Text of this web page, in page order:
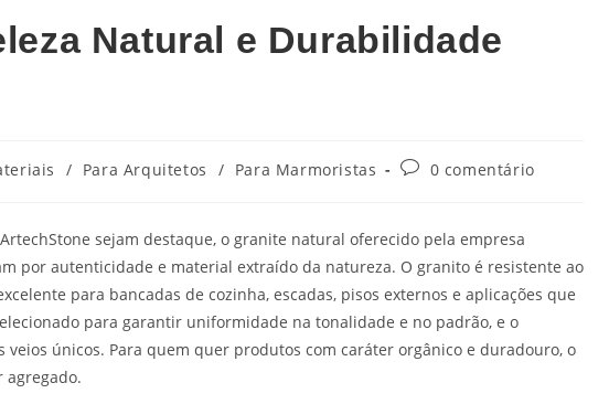
Natural e Durabilidade
/ Para Arquitetos / Para Marmoristas 0 comentário
sejam destaque, o granite natural oferecido pela empresa
por autenticidade e material extraído da natureza. O granito é resistente ao
para bancadas de cozinha, escadas, pisos externos e aplicações que
para garantir uniformidade na tonalidade e no padrão, e o
únicos. Para quem quer produtos com caráter orgânico e duradouro, o
agregado.